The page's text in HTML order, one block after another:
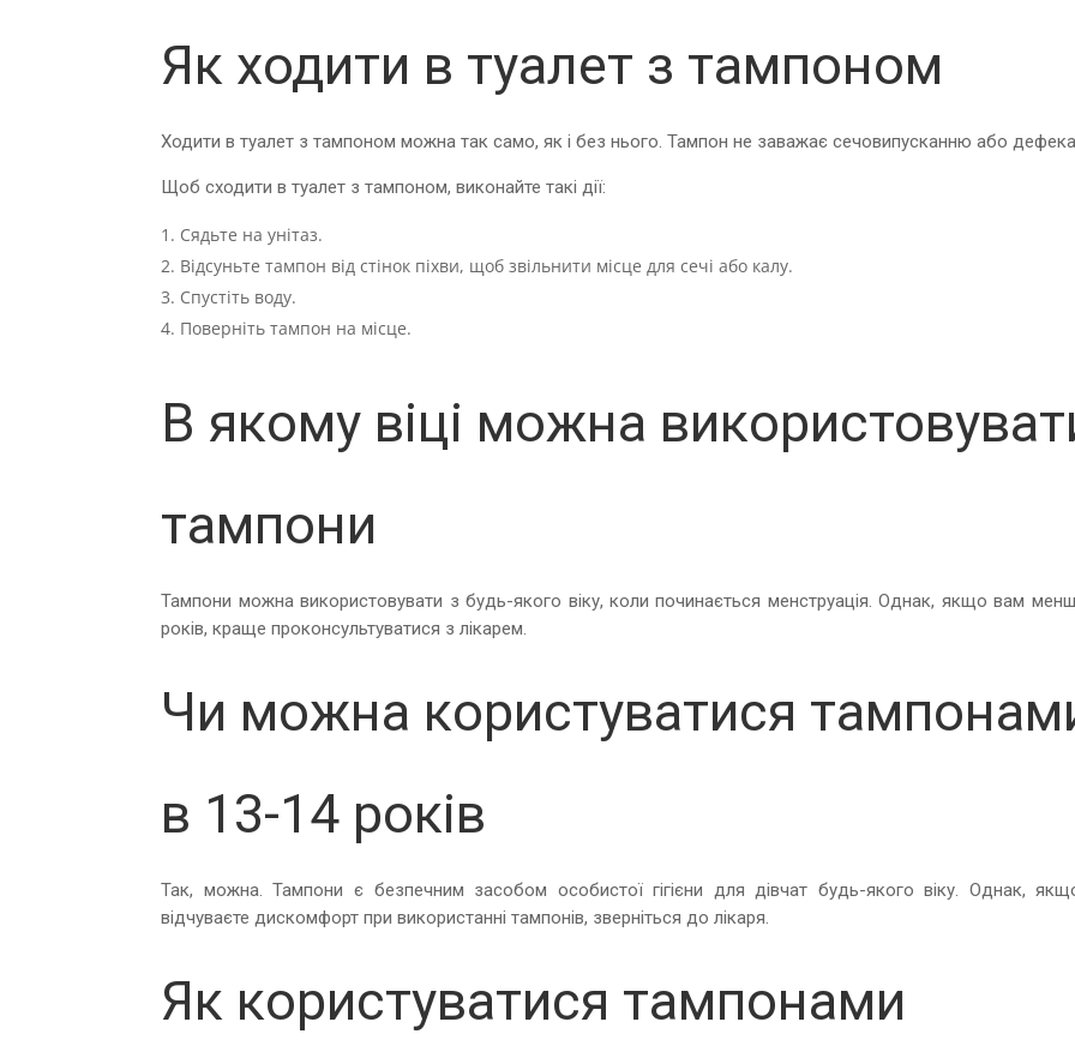
Як ходити в туалет з тампоном
Ходити в туалет з тампоном можна так само, як і без нього. Тампон не заважає сечовипусканню або
Щоб сходити в туалет з тампоном, виконайте такі дії:
Сядьте на унітаз.
Відсуньте тампон від стінок піхви, щоб звільнити місце для сечі або калу.
Спустіть воду.
Поверніть тампон на місце.
В якому віці можна
тампони
Тампони можна використовувати з будь-якого віку, коли починається менструація. Однак, якщо вам
років, краще проконсультуватися з лікарем.
Чи можна користуватися
в 13-14 років
Так, можна. Тампони є безпечним засобом особистої гігієни для дівчат будь-якого віку. Однак,
відчуваєте дискомфорт при використанні тампонів, зверніться до лікаря.
Як користуватися тампонами